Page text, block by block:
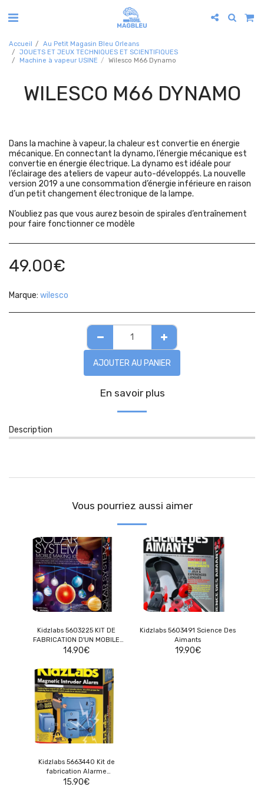
Accueil
Au Petit Magasin Bleu Orleans
JOUETS ET JEUX TECHNIQUES ET SCIENTIFIQUES
Machine à vapeur USINE
Wilesco M66 Dynamo
WILESCO M66 DYNAMO
Dans la machine à vapeur, la chaleur est convertie en énergie
mécanique. En connectant la dynamo, l’énergie mécanique est
convertie en énergie électrique. La dynamo est idéale pour
l’éclairage des ateliers de vapeur auto-développés. La nouvelle
version 2019 a une consommation d’énergie inférieure en raison
d’un petit changement électronique de la lampe.
N’oubliez pas que vous aurez besoin de spirales d’entraînement
pour faire fonctionner ce modèle
49.00€
Marque: wilesco
AJOUTER AU PANIER
En savoir plus
Description
Vous pourriez aussi aimer
Kidzlabs 5603225 KIT DE
FABRICATION D'UN MOBILE
SYSTEM SOLAIRE
14.90€
Kidzlabs 5603491 Science Des
Aimants
19.90€
Kidzlabs 5663440 Kit de
fabrication Alarme
magnétique
15.90€